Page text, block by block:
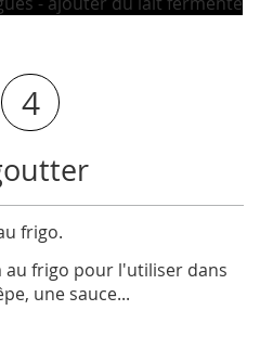
4
frigo.
au frigo pour l'utiliser dans
une sauce...